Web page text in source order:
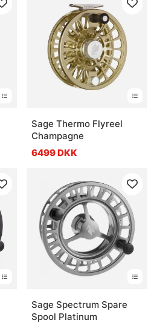
Sage Thermo Flyreel
Champagne
6499 DKK
Sage Spectrum Spare
Spool Platinum